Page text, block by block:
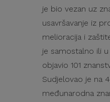
je bio vezan uz
usavršavanje iz
melioracija i
je samostalno ili
objavio 101
Sudjelovao je na
međunarodna